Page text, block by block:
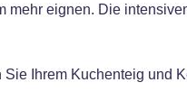
mehr eignen. Die
Ihrem Kuchenteig und